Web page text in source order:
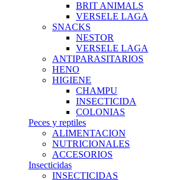
BRIT ANIMALS
VERSELE LAGA
SNACKS
NESTOR
VERSELE LAGA
ANTIPARASITARIOS
HENO
HIGIENE
CHAMPU
INSECTICIDA
COLONIAS
Peces y reptiles
ALIMENTACION
NUTRICIONALES
ACCESORIOS
Insecticidas
INSECTICIDAS